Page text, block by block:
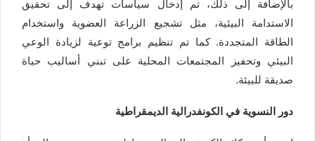
بالإضافة إلى ذلك، تم إدخال سياسات تهدف إلى تحقيق
الاستدامة البيئية، مثل تشجيع الزراعة العضوية واستخدام
الطاقة المتجددة. كما تم تنظيم برامج توعية لزيادة الوعي
البيئي وتحفيز المجتمعات المحلية على تبني أساليب حياة
صديقة للبيئة.
دور النسوية في الكونفدرالية الديمقراطية